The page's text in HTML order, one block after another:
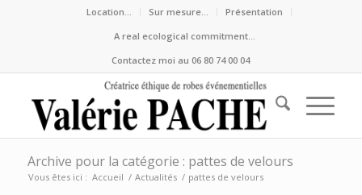
Location… Sur mesure…
Présentation
A real ecological commitment…
Contactez moi au 06 80 74 00 04
Archive pour la catégorie : pattes de velours
Vous êtes ici : Accueil / Actualités / pattes de velours